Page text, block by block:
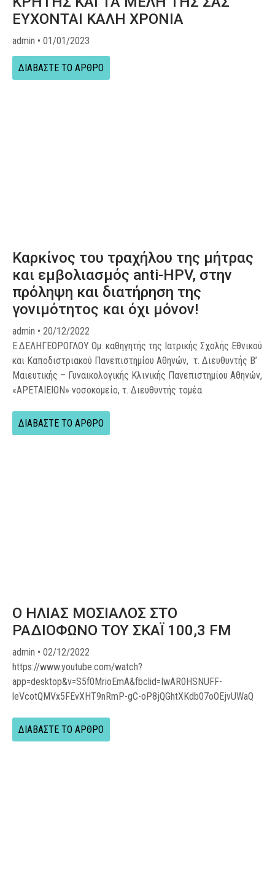
ΕΥΧΟΝΤΑΙ ΚΑΛΗ ΧΡΟΝΙΑ
admin 01/01/2023
ΔΙΑΒΑΣΤΕ ΤΟ ΑΡΘΡΟ
Καρκίνος του τραχήλου της μήτρας
και εμβολιασμός anti-HPV, στην
πρόληψη και διατήρηση της
γονιμότητος και όχι μόνον!
admin
20/12/2022
Ε.ΔΕΛΗΓΕΟΡΟΓΛΟΥ Ομ. καθηγητής της Ιατρικής Σχολής Εθνικού
και Καποδιστριακού Πανεπιστημίου Αθηνών, τ. Διευθυντής Β’
Μαιευτικής – Γυναικολογικής Κλινικής Πανεπιστημίου Αθηνών,
«ΑΡΕΤΑΙΕΙΟΝ» νοσοκομείο, τ. Διευθυντής τομέα
ΔΙΑΒΑΣΤΕ ΤΟ ΑΡΘΡΟ
Ο ΗΛΙΑΣ ΜΟΣΙΑΛΟΣ ΣΤΟ
ΡΑΔΙΟΦΩΝΟ ΤΟΥ ΣΚΑΪ 100,3 FM
admin
02/12/2022
https://www.youtube.com/watch?
app=desktop&v=S5f0MrioEmA&fbclid=IwAR0HSNUFF-
leVcotQMVx5FEvXHT9nRmP-gC-oP8jQGhtXKdb07oOEjvUWaQ
ΔΙΑΒΑΣΤΕ ΤΟ ΑΡΘΡΟ